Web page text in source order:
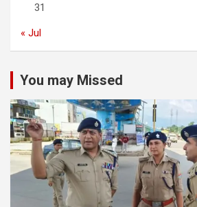
31
« Jul
You may Missed